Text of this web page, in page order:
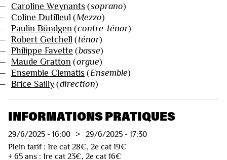
Caroline Weynants (soprano)
Coline Dutilleul (Mezzo)
Paulin Bündgen (contre-ténor)
Robert Getchell (ténor)
Philippe Favette (basse)
Maude Gratton (orgue)
Ensemble Clematis (Ensemble)
Brice Sailly (direction)
INFORMATIONS PRATIQUES
29/6/2025 - 16:00 > 29/6/2025 - 17:30
Plein tarif : 1re cat 28€, 2e cat 19€
+ 65 ans : 1re cat 23€, 2e cat 16€